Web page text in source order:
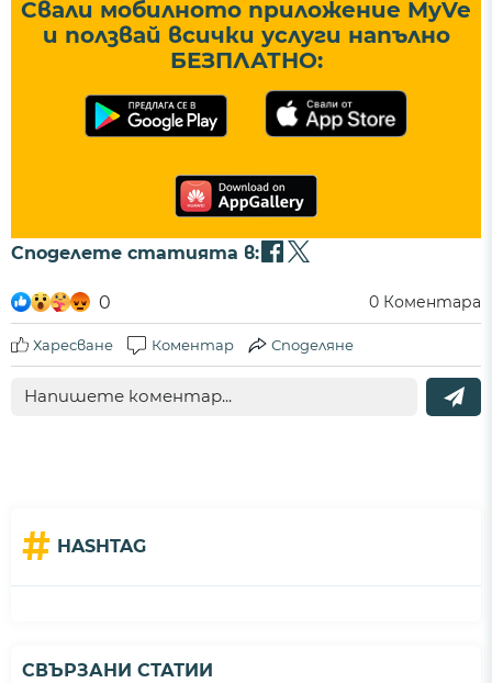
Свали мобилното приложение MyVe
и ползвай всички услуги напълно
БЕЗПЛАТНО:
Споделете статията в:
0 0 Коментара
Харесване Коментар Споделяне
# HASHTAG
СВЪРЗАНИ СТАТИИ